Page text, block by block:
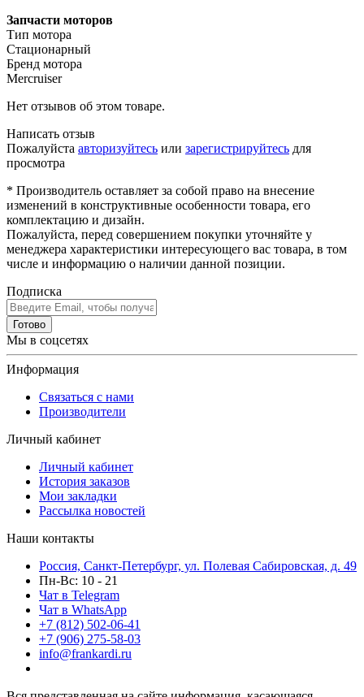
Запчасти моторов
Тип мотора
Стационарный
Бренд мотора
Mercruiser
Нет отзывов об этом товаре.
Написать отзыв
Пожалуйста авторизуйтесь или зарегистрируйтесь для
просмотра
* Производитель оставляет за собой право на внесение
изменений в конструктивные особенности товара, его
комплектацию и дизайн.
Пожалуйста, перед совершением покупки уточняйте у
менеджера характеристики интересующего вас товара, в том
числе и информацию о наличии данной позиции.
Подписка
Готово
Мы в соцсетях
Информация
Связаться с нами
Производители
Личный кабинет
Личный кабинет
История заказов
Мои закладки
Рассылка новостей
Наши контакты
Россия, Санкт-Петербург, ул. Полевая Сабировская, д. 49
Пн-Вс: 10 - 21
Чат в Telegram
Чат в WhatsApp
+7 (812) 502-06-41
+7 (906) 275-58-03
info@frankardi.ru